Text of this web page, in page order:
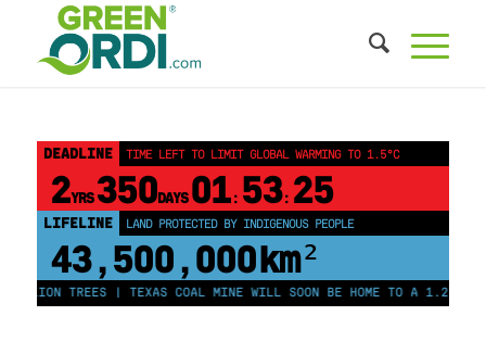
DEADLINE TIME LEFT TO LIMIT GLOBAL WARMING TO 1.5°C
2YRS 350DAYS 01: 53: 24
LIFELINE LAND PROTECTED BY INDIGENOUS PEOPLE
43,500,000km²
TREES | TEXAS COAL MINE WILL SOON BE HOME TO A 1.2GW